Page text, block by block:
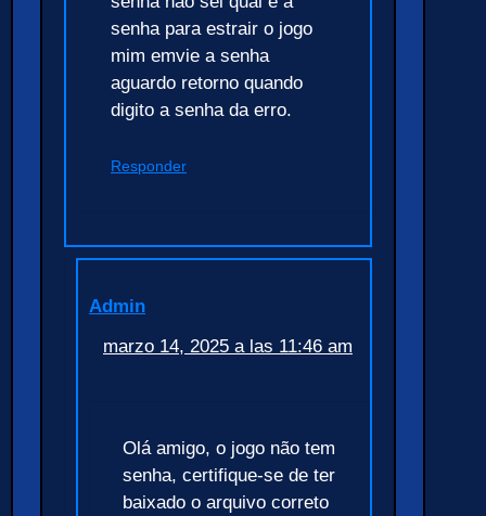
senha para estrair o jogo
mim emvie a senha
aguardo retorno quando
digito a senha da erro.
Responder
Admin
marzo 14, 2025 a las 11:46 am
Olá amigo, o jogo não tem
senha, certifique-se de ter
baixado o arquivo correto